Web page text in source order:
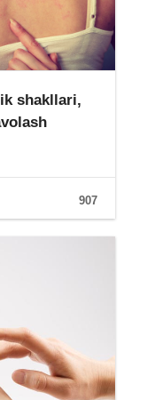
shakllari,
907